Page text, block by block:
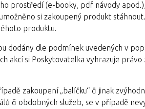
prostředí (e-booky, pdf návody
si zakoupený produkt
produktu.
dodány dle podmínek uvedených v
akcí si Poskytovatelka vyhrazuje
zakoupení „balíčku“ či jinak
či obdobných služeb, se v případě